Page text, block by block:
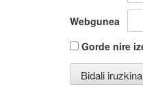
Webgunea
Gorde nire